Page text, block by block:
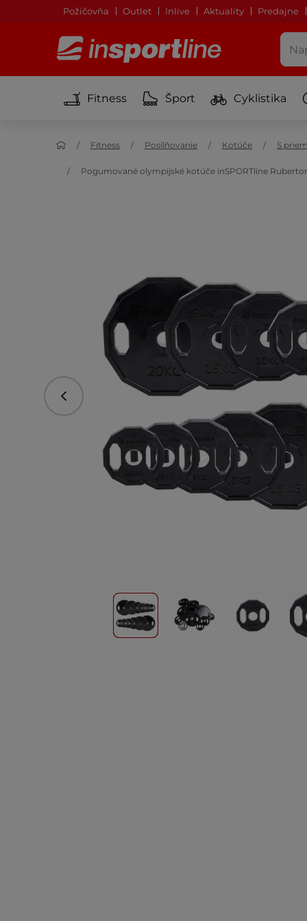
Požičovňa Outlet Inlive Aktuality Predajne
Fitness Šport Cyklistika
Fitness Posilňovanie Kotúče S
Pogumované olympijské kotúče inSPORTline
Predchádzajúce